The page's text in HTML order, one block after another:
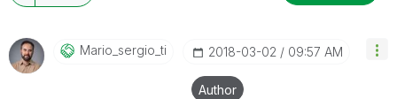
Mario_sergio_ti ‎2018-03-02 09:57 AM
Author